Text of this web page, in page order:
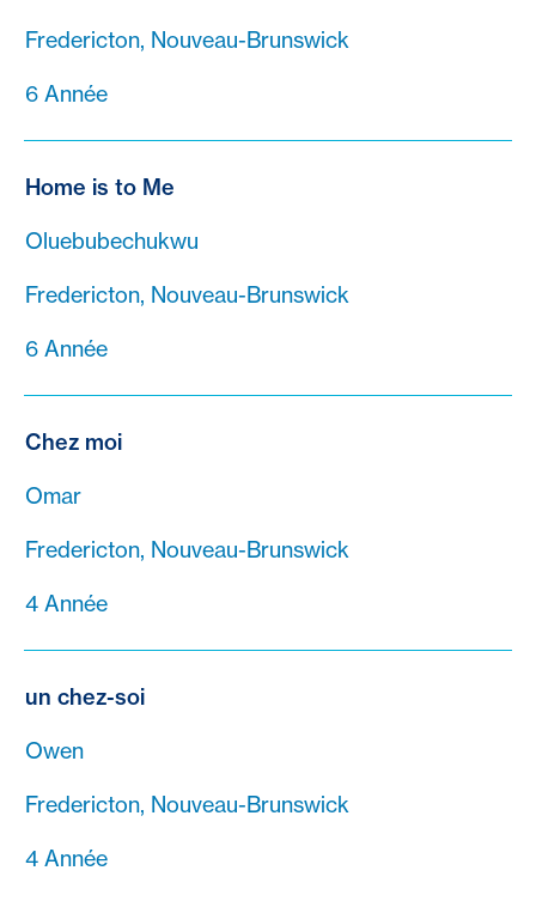
Fredericton, Nouveau-Brunswick
6 Année
Home is to Me
Oluebubechukwu
Fredericton, Nouveau-Brunswick
6 Année
Chez moi
Omar
Fredericton, Nouveau-Brunswick
4 Année
un chez-soi
Owen
Fredericton, Nouveau-Brunswick
4 Année